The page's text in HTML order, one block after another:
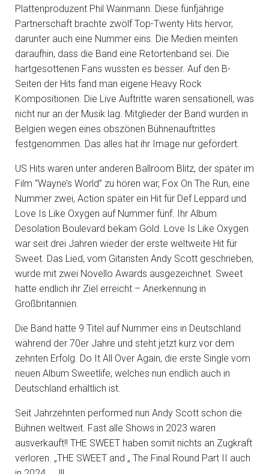
Plattenproduzent Phil Wainmann. Diese fünfjährige
Partnerschaft brachte zwölf Top-Twenty Hits hervor,
darunter auch eine Nummer eins. Die Medien meinten
daraufhin, dass die Band eine Retortenband sei. Die
hartgesottenen Fans wussten es besser. Auf den B-
Seiten der Hits fand man eigene Heavy Rock
Kompositionen. Die Live Auftritte waren sensationell, was
nicht nur an der Musik lag. Mitglieder der Band wurden in
Belgien wegen eines obszönen Bühnenauftrittes
festgenommen. Das alles hat ihr Image nur gefördert.
US Hits waren unter anderen Ballroom Blitz, der später im
Film “Wayne’s World” zu hören war, Fox On The Run, eine
Nummer zwei, Action später ein Hit für Def Leppard und
Love Is Like Oxygen auf Nummer fünf. Ihr Album
Desolation Boulevard bekam Gold. Love Is Like Oxygen
war seit drei Jahren wieder der erste weltweite Hit für
Sweet. Das Lied, vom Gitaristen Andy Scott geschrieben,
wurde mit zwei Novello Awards ausgezeichnet. Sweet
hatte endlich ihr Ziel erreicht – Anerkennung in
Großbritannien.
Die Band hatte 9 Titel auf Nummer eins in Deutschland
während der 70er Jahre und steht jetzt kurz vor dem
zehnten Erfolg. Do It All Over Again, die erste Single vom
neuen Album Sweetlife, welches nun endlich auch in
Deutschland erhältlich ist.
Seit Jahrzehnten performed nun Andy Scott schon die
Bühnen weltweit. Fast alle Shows in 2023 waren
ausverkauft!! THE SWEET haben somit nichts an Zugkraft
verloren. „THE SWEET and „ The Final Round Part II auch